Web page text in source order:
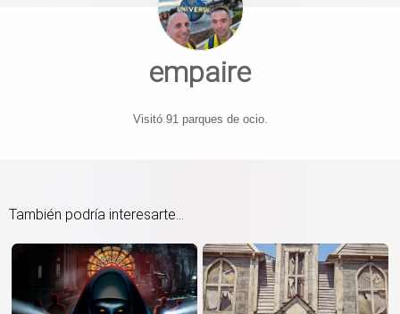
empaire
Visitó 91 parques de ocio.
También podría interesarte...